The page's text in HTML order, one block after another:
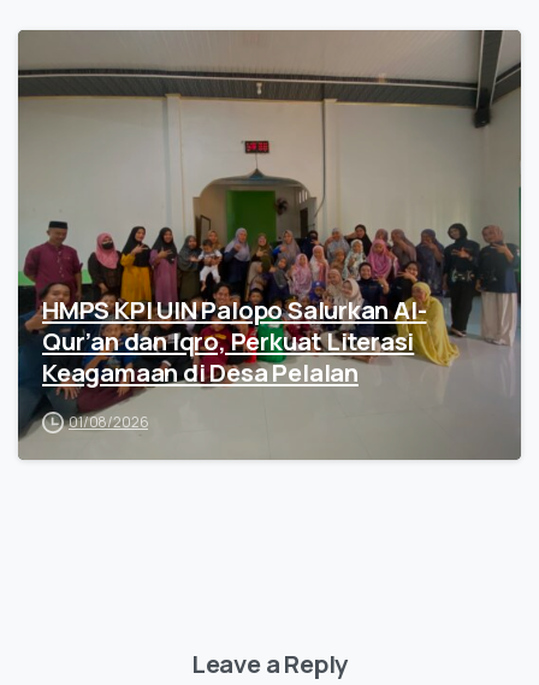
HMPS KPI UIN Palopo Salurkan Al-
Qur’an dan Iqro, Perkuat Literasi
Keagamaan di Desa Pelalan
01/08/2026
Leave a Reply